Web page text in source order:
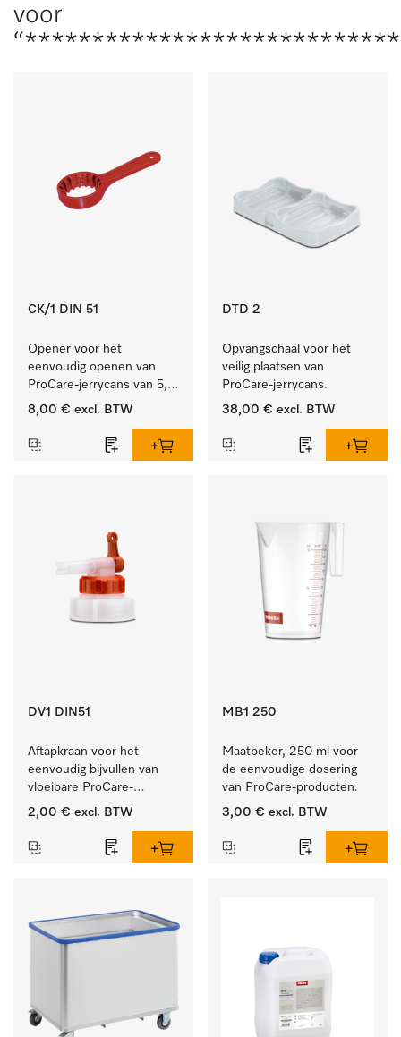
voor
CK/1 DIN 51
Opener voor het
eenvoudig openen van
ProCare-jerrycans van 5,
10 en 20 l.
8,00 € excl. BTW
DTD 2
Opvangschaal voor het
veilig plaatsen van
ProCare-jerrycans.
38,00 € excl. BTW
DV1 DIN51
Aftapkraan voor het
eenvoudig bijvullen van
vloeibare ProCare-
producten.
2,00 € excl. BTW
MB1 250
Maatbeker, 250 ml voor
de eenvoudige dosering
van ProCare-producten.
3,00 € excl. BTW